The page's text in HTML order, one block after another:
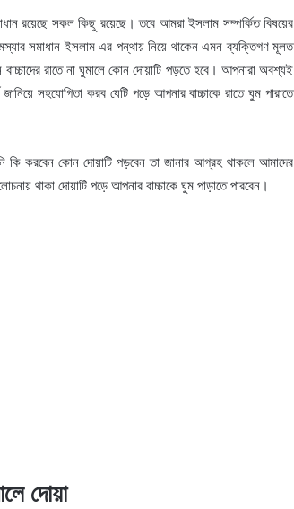
রয়েছে সকল কিছু রয়েছে। তবে আমরা ইসলাম সম্পর্কিত বিষয়ের
সমাধান ইসলাম এর পন্থায় নিয়ে থাকেন এমন ব্যক্তিগণ মূলত
রাতে না ঘুমালে কোন দোয়াটি পড়তে হবে। আপনারা অবশ্যই
সহযোগিতা করব যেটি পড়ে আপনার বাচ্চাকে রাতে ঘুম পারাতে
কি করবেন কোন দোয়াটি পড়বেন তা জানার আগ্রহ থাকলে আমাদের
থাকা দোয়াটি পড়ে আপনার বাচ্চাকে ঘুম পাড়াতে পারবেন।
দোয়া